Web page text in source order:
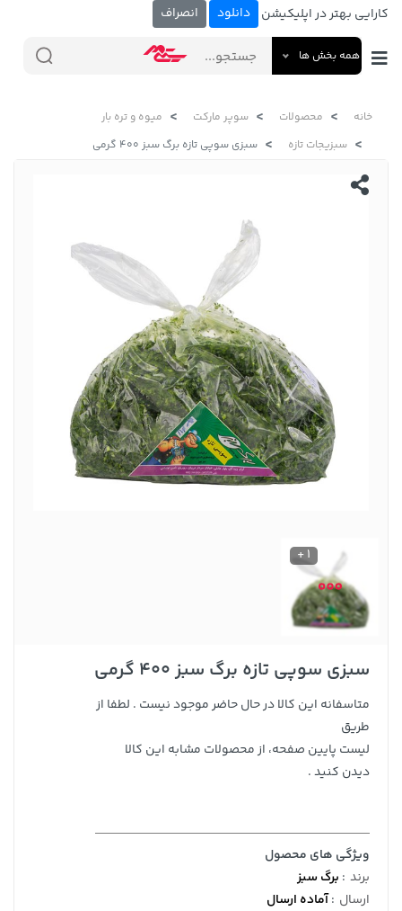
کارایی بهتر در اپلیکیشن دانلود انصراف
همه بخش ها
خانه محصولات سوپر مارکت
میوه و تره بار
سبزیجات تازه
سبزی سوپی تازه برگ سبز 400 گرمی
1 +
سبزی سوپی تازه برگ سبز 400 گرمی
متاسفانه این کالا در حال حاضر موجود نیست . لطفا از
طریق
لیست پایین صفحه، از محصولات مشابه این کالا
دیدن کنید .
ویژگی های محصول
برند : برگ سبز
ارسال :آماده ارسال